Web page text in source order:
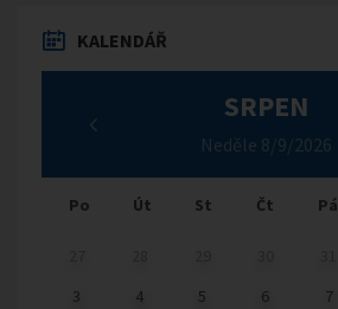
KALENDÁŘ
SRPEN
Neděle 8/9/2026
Po Út St Čt Pá
3
4 5 6 7